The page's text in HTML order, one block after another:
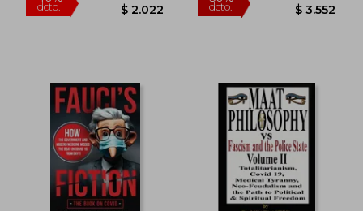
40%
dcto. $ 1.424
40%
dcto.